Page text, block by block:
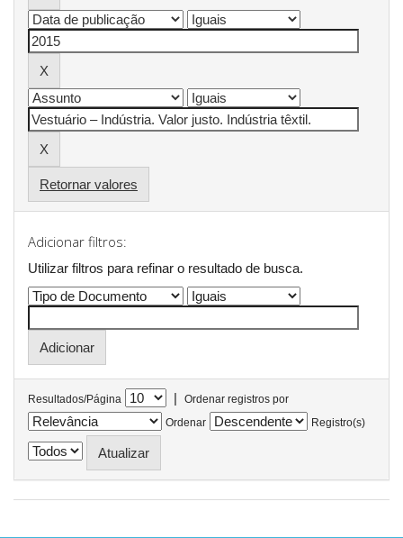
Retornar valores
Adicionar filtros:
Utilizar filtros para refinar o resultado de busca.
Resultados/Página |
Ordenar registros por
Ordenar
Registro(s)